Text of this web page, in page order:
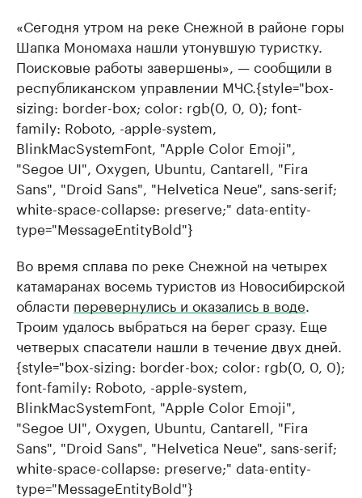
«Сегодня утром на реке Снежной в районе горы
Шапка Мономаха нашли утонувшую туристку.
Поисковые работы завершены», — сообщили в
республиканском управлении МЧС.{style="box-
sizing: border-box; color: rgb(0, 0, 0); font-
family: Roboto, -apple-system,
BlinkMacSystemFont, "Apple Color Emoji",
"Segoe UI", Oxygen, Ubuntu, Cantarell, "Fira
Sans", "Droid Sans", "Helvetica Neue", sans-serif;
white-space-collapse: preserve;" data-entity-
type="MessageEntityBold"}
Во время сплава по реке Снежной на четырех
катамаранах восемь туристов из Новосибирской
области перевернулись и оказались в воде
Троим удалось выбраться на берег сразу. Еще
четверых спасатели нашли в течение двух дней.
{style="box-sizing: border-box; color: rgb(0, 0, 0);
font-family: Roboto, -apple-system,
BlinkMacSystemFont, "Apple Color Emoji",
"Segoe UI", Oxygen, Ubuntu, Cantarell, "Fira
Sans", "Droid Sans", "Helvetica Neue", sans-serif;
white-space-collapse: preserve;" data-entity-
type="MessageEntityBold"}